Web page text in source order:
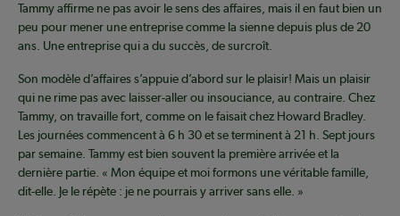
Tammy affirme ne pas avoir le sens des affaires, mais il en faut bien un
peu pour mener une entreprise comme la sienne depuis plus de 20
ans. Une entreprise qui a du succès, de surcroît.
Son modèle d’affaires s’appuie d’abord sur le plaisir! Mais un plaisir
qui ne rime pas avec laisser-aller ou insouciance, au contraire. Chez
Tammy, on travaille fort, comme on le faisait chez Howard Bradley.
Les journées commencent à 6 h 30 et se terminent à 21 h. Sept jours
par semaine. Tammy est bien souvent la première arrivée et la
dernière partie. « Mon équipe et moi formons une véritable famille,
dit-elle. Je le répète : je ne pourrais y arriver sans elle. »